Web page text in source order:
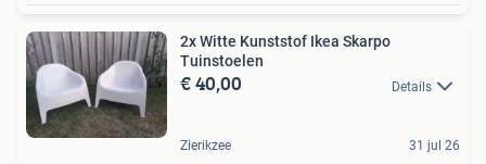
2x Witte Kunststof Ikea Skarpo
Tuinstoelen
€ 40,00 Details
Zierikzee 31 jul 26